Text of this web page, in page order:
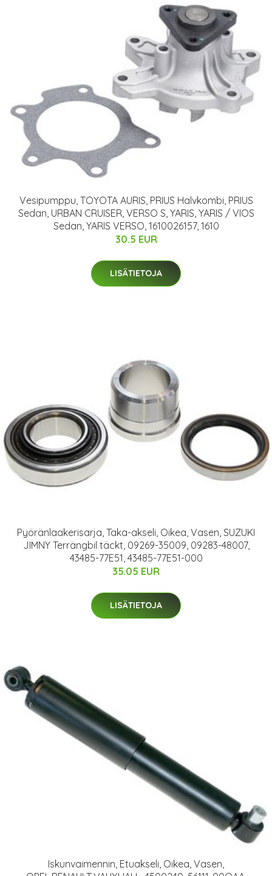
Vesipumppu, TOYOTA AURIS, PRIUS Halvkombi, PRIUS
Sedan, URBAN CRUISER, VERSO S, YARIS, YARIS / VIOS
Sedan, YARIS VERSO, 1610026157, 1610
30.5 EUR
LISÄTIETOJA
Pyöränlaakerisarja, Taka-akseli, Oikea, Vasen, SUZUKI
JIMNY Terrängbil täckt, 09269-35009, 09283-48007,
43485-77E51, 43485-77E51-000
35.05 EUR
LISÄTIETOJA
Iskunvaimennin, Etuakseli, Oikea, Vasen,